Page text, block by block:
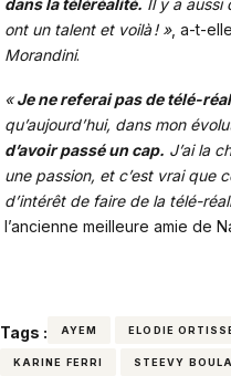
dans la télé­réa­lité. Il y a aussi
ont un talent et voilà ! », a-t-
Morandini.
«Je ne referai pas de télé-
qu’aujourd’hui, dans mon
d’avoir passé un cap. J’ai la
une passion, et c’est vrai que
d’intérêt de faire de la télé-
l’ancienne meilleure amie de
Tags : AYEM ELODIE
KARINE FERRI STEEVY